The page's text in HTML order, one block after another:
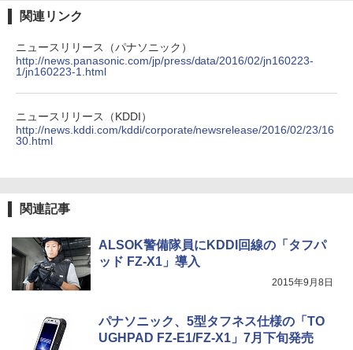
関連リンク
ニュースリリース（パナソニック）
http://news.panasonic.com/jp/press/data/2016/02/jn160223-
1/jn160223-1.html
ニュースリリース（KDDI）
http://news.kddi.com/kddi/corporate/newsrelease/2016/02/23/16
30.html
関連記事
ALSOK警備隊員にKDDI回線の「タフパ
ッド FZ-X1」導入
2015年9月8日
パナソニック、5型タフネス仕様の「TO
UGHPAD FZ-E1/FZ-X1」7月下旬発売